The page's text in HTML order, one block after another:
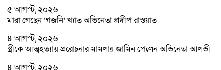
৫ আগস্ট, ২০২৬
মারা গেছেন ‘গজনি’ খ্যাত অভিনেতা প্রদীপ রাওয়াত
৪ আগস্ট, ২০২৬
স্ত্রীকে আত্মহত্যায় প্ররোচনার মামলায় জামিন পেলেন অভিনেতা আলভী
৪ আগস্ট, ২০২৬